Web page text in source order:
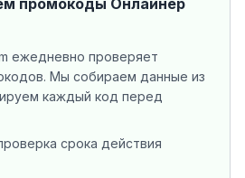
промокоды Онлайнер
ежедневно проверяет
Мы собираем данные из
каждый код перед
срока действия